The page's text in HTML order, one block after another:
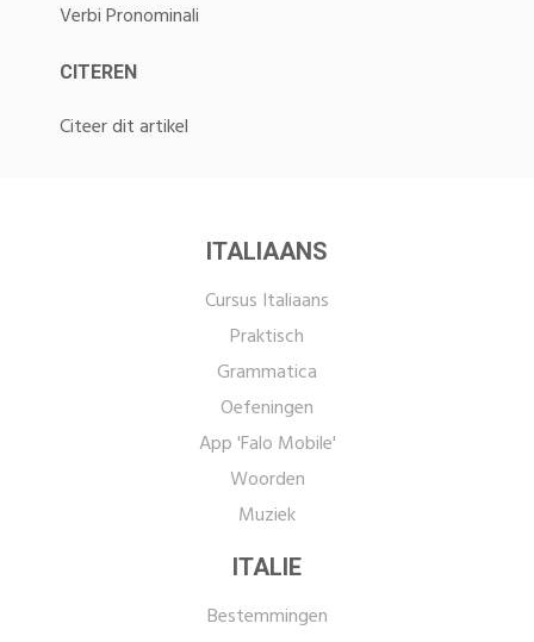
Verbi Pronominali
CITEREN
Citeer dit artikel
ITALIAANS
Cursus Italiaans
Praktisch
Grammatica
Oefeningen
App 'Falo Mobile'
Woorden
Muziek
ITALIE
Bestemmingen